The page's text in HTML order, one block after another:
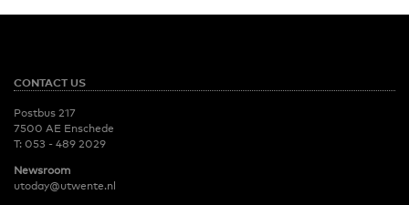
CONTACT US
Postbus 217
7500 AE Enschede
T: 053 - 489 2029
Newsroom
utoday@utwente.nl